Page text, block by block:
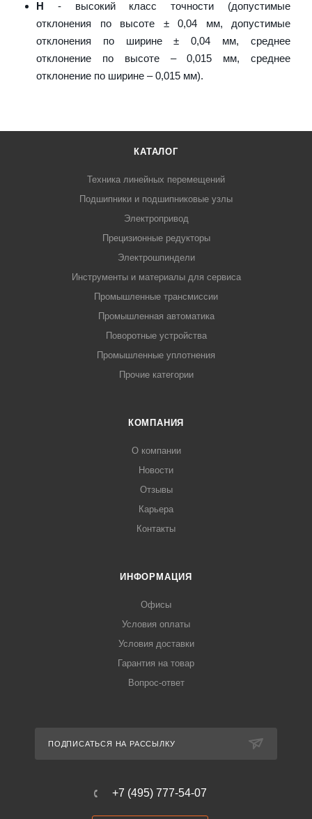
H - высокий класс точности (допустимые
отклонения по высоте ± 0,04 мм, допустимые
отклонения по ширине ± 0,04 мм, среднее
отклонение по высоте – 0,015 мм, среднее
отклонение по ширине – 0,015 мм).
КАТАЛОГ
Техника линейных перемещений
Подшипники и подшипниковые узлы
Электропривод
Прецизионные редукторы
Электрошпиндели
Инструменты и материалы для сервиса
Промышленные трансмиссии
Промышленная автоматика
Поворотные устройства
Промышленные уплотнения
Прочие категории
КОМПАНИЯ
О компании
Новости
Отзывы
Карьера
Контакты
ИНФОРМАЦИЯ
Офисы
Условия оплаты
Условия доставки
Гарантия на товар
Вопрос-ответ
ПОДПИСАТЬСЯ НА РАССЫЛКУ
+7 (495) 777-54-07